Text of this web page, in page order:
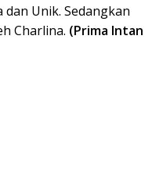
dan Unik. Sedangkan
Charlina. (Prima Intan